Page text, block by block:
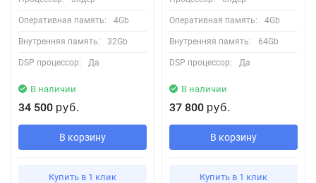
Оперативная память: 4Gb
Внутренняя память: 32Gb
DSP процессор: Да
В наличии
34 500 руб.
В корзину
Купить в 1 клик
Оперативная память: 4Gb
Внутренняя память: 64Gb
DSP процессор: Да
В наличии
37 800 руб.
В корзину
Купить в 1 клик